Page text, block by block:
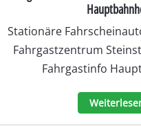
Stationäre
Fahrgastzentrum
Fahrgastinfo